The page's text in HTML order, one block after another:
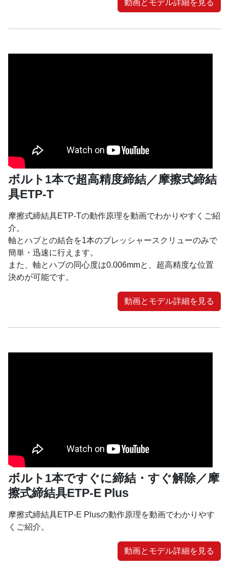
動画とモデル詳細を見る
ボルト1本で超高精度締結／摩擦式締結
具ETP-T
摩擦式締結具ETP-Tの動作原理を動画でわかりやすくご紹
介。
軸とハブとの結合を1本のプレッシャースクリューのみで
簡単・迅速に行えます。
また、軸とハブの同心度は0.006mmと、超高精度な位置
決めが可能です。
動画とモデル詳細を見る
ボルト1本ですぐに締結・すぐ解除／摩
擦式締結具ETP-E Plus
摩擦式締結具ETP-E Plusの動作原理を動画でわかりやす
くご紹介。
動画とモデル詳細を見る